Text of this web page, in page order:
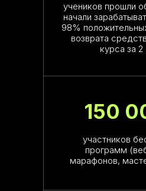
учеников прошли
начали
98%
возврата
курса за 2
участников
программ
марафонов,
150